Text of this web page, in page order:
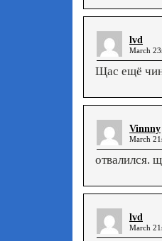
lvd
March
Щас ещё
Vinnny
March
отвалился.
lvd
March